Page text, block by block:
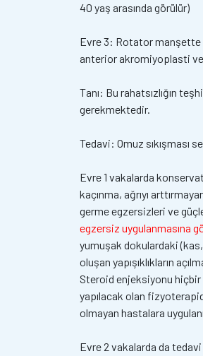
40 yaş arasında görülür)
Evre 3: Rotator manşette
anterior akromiyoplasti
Tanı: Bu rahatsızlığın
gerekmektedir.
Tedavi: Omuz sıkışması
Evre 1 vakalarda
kaçınma, ağrıyı
germe egzersizleri ve
egzersiz uygulanmasına
yumuşak dokulardaki
oluşan yapışıklıkların
Steroid enjeksiyonu hiçbir
yapılacak olan
olmayan hastalara
Evre 2 vakalarda da